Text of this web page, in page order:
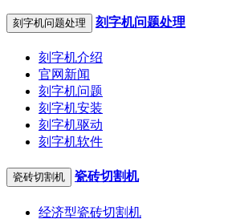
刻字机问题处理 刻字机问题处理
刻字机介绍
官网新闻
刻字机问题
刻字机安装
刻字机驱动
刻字机软件
瓷砖切割机 瓷砖切割机
经济型瓷砖切割机